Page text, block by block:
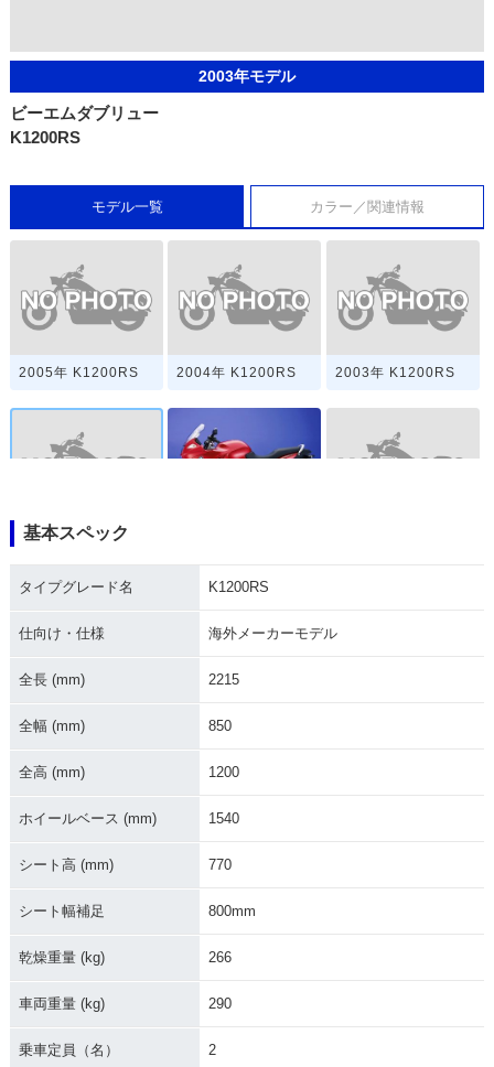
2003年モデル
ビーエムダブリュー
K1200RS
モデル一覧 カラー／関連情報
2005年 K1200RS 2004年 K1200RS 2003年 K1200RS
2003年 K1200RS
2000年 K1200RS 1999年 K1200RS
新登場
基本スペック
タイプグレード名 K1200RS
仕向け・仕様 海外メーカーモデル
全長 (mm) 2215
全幅 (mm) 850
全高 (mm) 1200
ホイールベース (mm) 1540
シート高 (mm) 770
シート幅補足 800mm
乾燥重量 (kg) 266
車両重量 (kg) 290
乗車定員（名） 2